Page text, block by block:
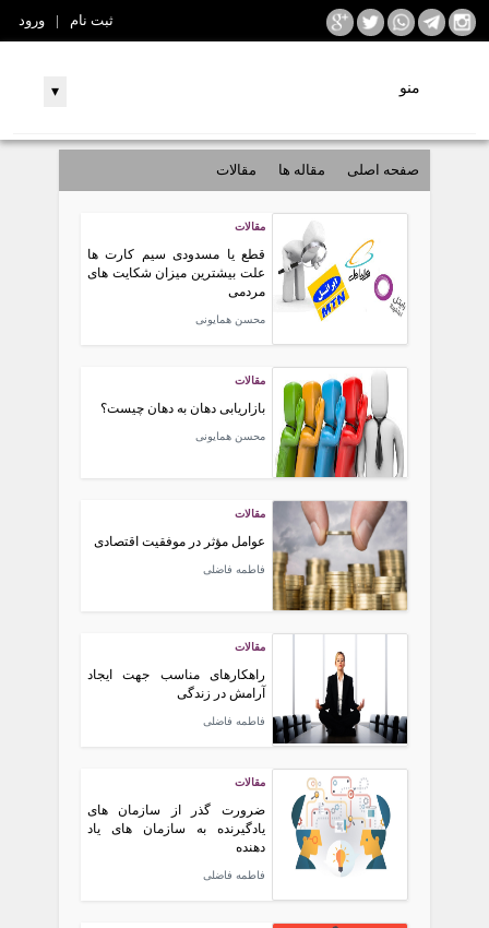
ورود | ثبت نام
منو ▾
صفحه اصلی مقاله ها مقالات
مقالات
قطع یا مسدودی سیم کارت ها
علت بیشترین میزان شکایت های
مردمی
محسن همایونی
مقالات
بازاریابی دهان به دهان چیست؟
محسن همایونی
مقالات
عوامل مؤثر در موفقیت اقتصادی
فاطمه فاضلی
مقالات
راهکارهای مناسب جهت ایجاد
آرامش در زندگی
فاطمه فاضلی
مقالات
ضرورت گذر از سازمان های
یادگیرنده به سازمان های یاد
دهنده
فاطمه فاضلی